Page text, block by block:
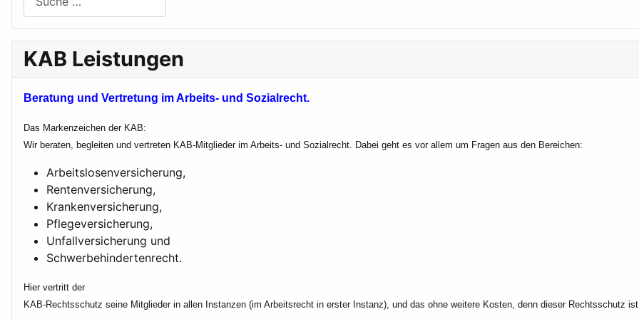
KAB Leistungen
Beratung und Vertretung im Arbeits- und Sozialrecht.
Das Markenzeichen der KAB:
Wir beraten, begleiten und vertreten KAB-Mitglieder im Arbeits- und Sozialrecht. Dabei geht es vor allem um Fragen aus den Bereichen:
Arbeitslosenversicherung,
Rentenversicherung,
Krankenversicherung,
Pflegeversicherung,
Unfallversicherung und
Schwerbehindertenrecht.
Hier vertritt der
KAB-Rechtsschutz seine Mitglieder in allen Instanzen (im Arbeitsrecht in erster Instanz), und das ohne weitere Kosten, denn dieser Rechtsschutz